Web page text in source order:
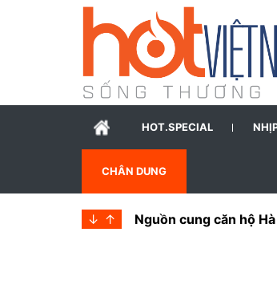
HOT.SPECIAL
CHÂN DUNG
↓ ↑ Nguồn cung căn hộ